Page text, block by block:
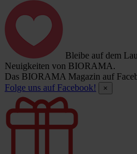
Bleibe auf dem
Neuigkeiten von BIORAMA.
Das BIORAMA Magazin auf
Folge uns auf Facebook!
×